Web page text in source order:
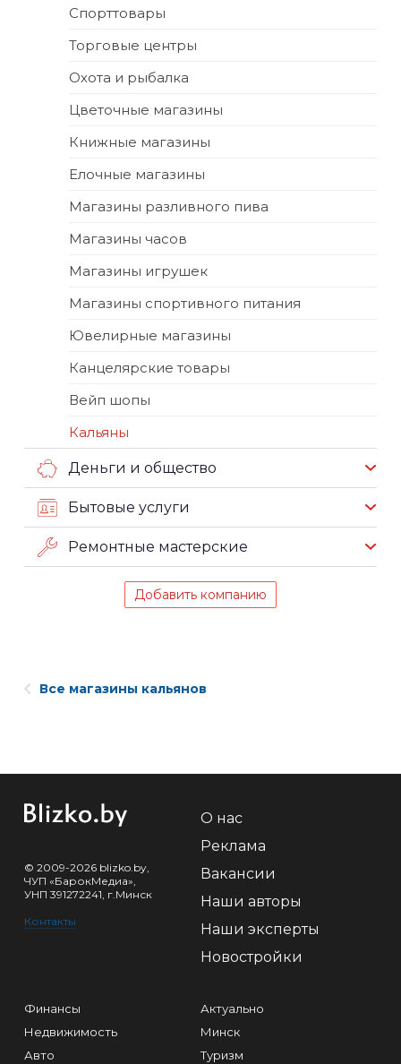
Спорттовары
Торговые центры
Охота и рыбалка
Цветочные магазины
Книжные магазины
Елочные магазины
Магазины разливного пива
Магазины часов
Магазины игрушек
Магазины спортивного питания
Ювелирные магазины
Канцелярские товары
Вейп шопы
Кальяны
Деньги и общество
Бытовые услуги
Ремонтные мастерские
Добавить компанию
Все магазины кальянов
© 2009-2026 blizko.by,
ЧУП «БарокМедиа»,
УНП 391272241, г.Минск
Контакты
О нас
Реклама
Вакансии
Наши авторы
Наши эксперты
Новостройки
Финансы
Недвижимость
Авто
Актуально
Минск
Туризм